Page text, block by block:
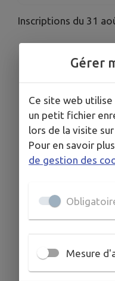
Inscriptions du 31
Gérer
Ce site web
un petit fichier
lors de la visite
Pour en savoir
de gestion des
Mesure